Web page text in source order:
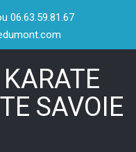
06.63.59.81.67
SAVOIE